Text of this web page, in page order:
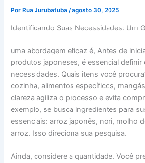
Por Rua Jurubatuba/agosto 30, 2025
Identificando Suas Necessidades: Um
uma abordagem eficaz é, Antes de
produtos japoneses, é essencial definir
necessidades. Quais itens você
cozinha, alimentos específicos,
clareza agiliza o processo e evita
exemplo, se busca ingredientes para
essenciais: arroz japonês, nori, molho
arroz. Isso direciona sua pesquisa.
Ainda, considere a quantidade. Você